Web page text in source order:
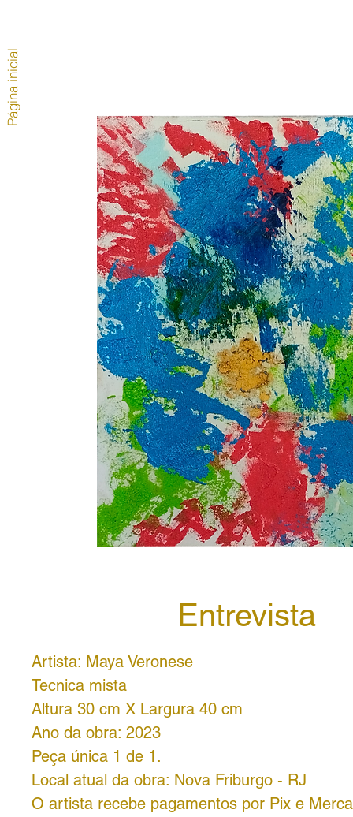
Entrevista
Artista: Maya Veronese
Tecnica mista
Altura 30 cm X Largura 40 cm
Ano da obra: 2023
Peça única 1 de 1.
Local atual da obra: Nova Friburgo - RJ
O artista recebe pagamentos por Pix e
Página inicial